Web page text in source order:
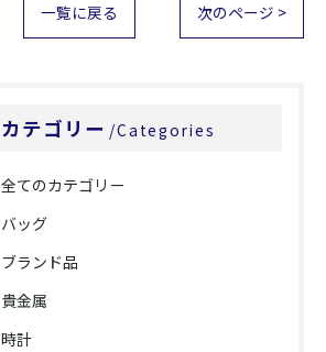
一覧に戻る 次のページ >
カテゴリー Categories
全てのカテゴリー
バッグ
ブランド品
貴金属
時計